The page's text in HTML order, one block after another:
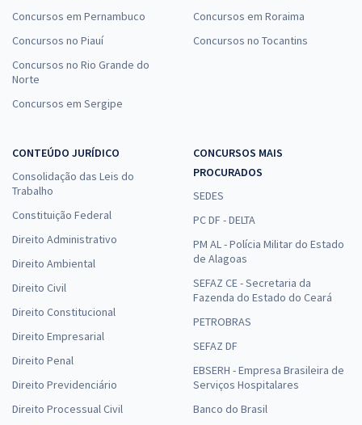
Concursos em Pernambuco
Concursos no Piauí
Concursos no Rio Grande do
Norte
Concursos em Sergipe
Concursos em Roraima
Concursos no Tocantins
CONTEÚDO JURÍDICO
Consolidação das Leis do
Trabalho
Constituição Federal
Direito Administrativo
Direito Ambiental
Direito Civil
Direito Constitucional
Direito Empresarial
Direito Penal
Direito Previdenciário
Direito Processual Civil
CONCURSOS MAIS
PROCURADOS
SEDES
PC DF - DELTA
PM AL - Polícia Militar do Estado
de Alagoas
SEFAZ CE - Secretaria da
Fazenda do Estado do Ceará
PETROBRAS
SEFAZ DF
EBSERH - Empresa Brasileira de
Serviços Hospitalares
Banco do Brasil